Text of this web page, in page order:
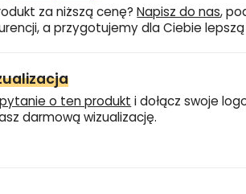
za niższą cenę?Napisz do nas,
a przygotujemy dla Ciebie
o ten produkt i dołącz swoje
darmową wizualizację.